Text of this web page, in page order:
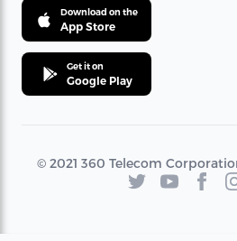
Download on the
App Store
Get it on
Google Play
© 2021 360 Telecom